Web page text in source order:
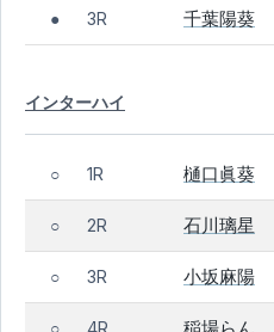
● 3R 千葉陽葵
インターハイ
○ 1R 樋口眞葵
○ 2R 石川璃星
○ 3R 小坂麻陽
4R